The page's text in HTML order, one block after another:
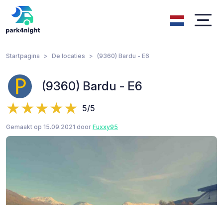
Startpagina De locaties (9360) Bardu - E6
(9360) Bardu - E6
5/5
Gemaakt op 15.09.2021 door Fuxxy95